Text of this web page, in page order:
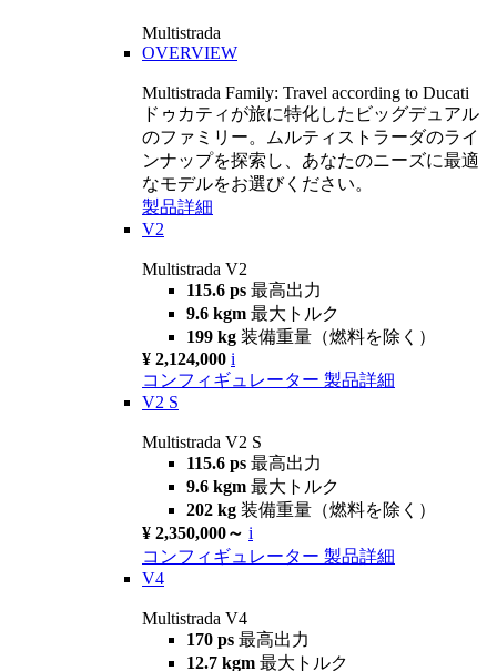
Multistrada
OVERVIEW
Multistrada Family: Travel according to Ducati
ドゥカティが旅に特化したビッグデュアル
のファミリー。ムルティストラーダのライ
ンナップを探索し、あなたのニーズに最適
なモデルをお選びください。
製品詳細
V2
Multistrada V2
115.6 ps 最高出力
9.6 kgm 最大トルク
199 kg 装備重量（燃料を除く）
¥ 2,124,000 i
コンフィギュレーター 製品詳細
V2 S
Multistrada V2 S
115.6 ps 最高出力
9.6 kgm 最大トルク
202 kg 装備重量（燃料を除く）
¥ 2,350,000～ i
コンフィギュレーター 製品詳細
V4
Multistrada V4
170 ps 最高出力
12.7 kgm 最大トルク